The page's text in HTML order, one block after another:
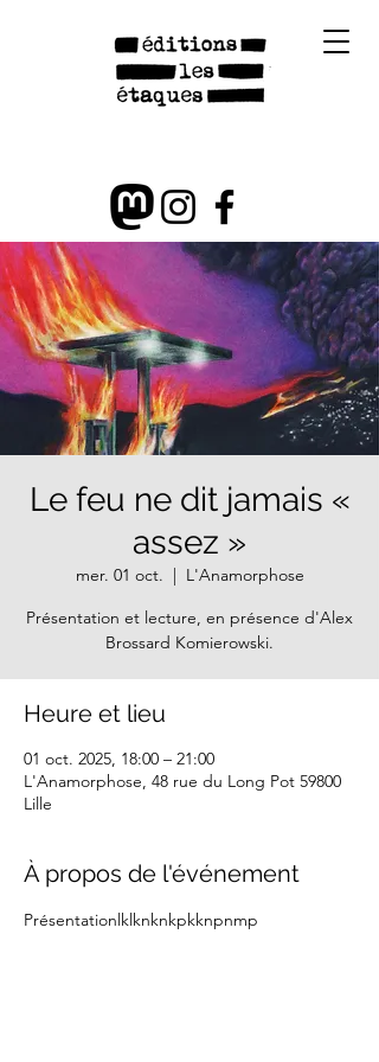
Le feu ne dit jamais «
assez »
mer. 01 oct.
  |
L'Anamorphose
Présentation et lecture, en présence d'Alex
Brossard Komierowski.
Heure et lieu
01 oct. 2025, 18:00 – 21:00
L'Anamorphose, 48 rue du Long Pot 59800
Lille
À propos de l'événement
Présentationlklknknkpkknpnmp